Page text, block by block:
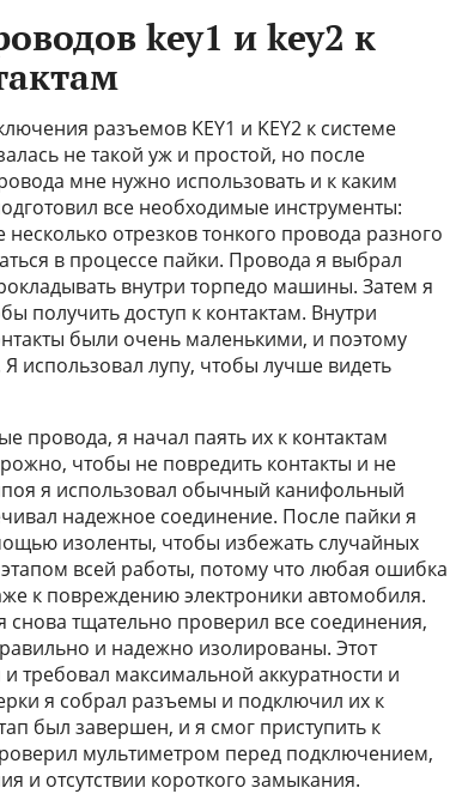
key1 и key2 к
разъемов KEY1 и KEY2 к системе
не такой уж и простой, но после
мне нужно использовать и к каким
все необходимые инструменты:
отрезков тонкого провода разного
в процессе пайки. Провода я выбрал
внутри торпедо машины. Затем я
получить доступ к контактам. Внутри
были очень маленькими, и поэтому
использовал лупу, чтобы лучше видеть
провода, я начал паять их к контактам
чтобы не повредить контакты и не
я использовал обычный канифольный
надежное соединение. После пайки я
изоленты, чтобы избежать случайных
всей работы, потому что любая ошибка
к повреждению электроники автомобиля.
снова тщательно проверил все соединения,
и надежно изолированы. Этот
требовал максимальной аккуратности и
я собрал разъемы и подключил их к
был завершен, и я смог приступить к
мультиметром перед подключением,
и отсутствии короткого замыкания.